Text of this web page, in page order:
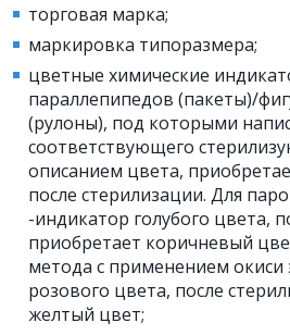
торговая марка;
маркировка типоразмера;
цветные химические
параллепипедов (пакеты)/
(рулоны), под которыми
соответствующего
описанием цвета,
после стерилизации. Для
-индикатор голубого цвета,
приобретает коричневый
метода с применением окиси
розового цвета, после
желтый цвет;